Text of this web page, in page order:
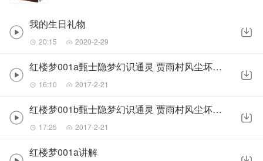
我的生日礼物
20:15 2020-2-29
红楼梦001a甄士隐梦幻识通灵 贾雨村风尘坏闺秀(感谢赞赏)
16:10 2017-2-21
红楼梦001b甄士隐梦幻识通灵 贾雨村风尘坏闺秀(感谢赞赏)
17:25 2017-2-21
红楼梦001a讲解